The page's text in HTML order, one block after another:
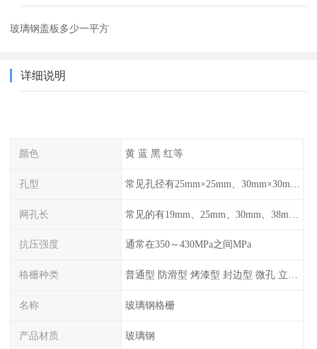
玻璃钢盖板多少一平方
详细说明
颜色 黄 蓝 黑 红等
孔型
网孔长
抗压强度 通常在350～430MPa之间MPa
格栅种类 普通型 防滑型 ‌烤漆型 封边型 ‌微孔 立体 加砂覆面型 平面型
名称 玻璃钢格栅
产品材质 玻璃钢